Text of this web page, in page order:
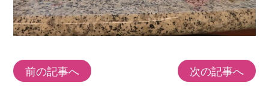
前の記事へ 次の記事へ